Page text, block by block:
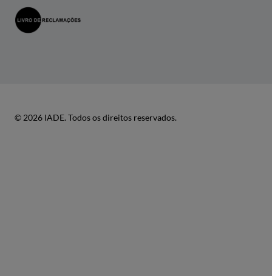
© 2026 IADE. Todos os direitos reservados.